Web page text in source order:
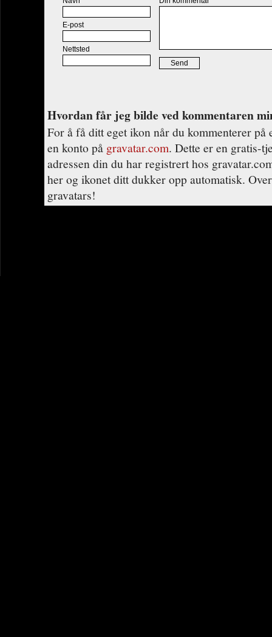
E-post
Nettsted
Hvordan får jeg bilde ved kommentaren
For å få ditt eget ikon når du kommenterer på
en konto på gravatar.com. Dette er en gratis-
adressen din du har registrert hos
her og ikonet ditt dukker opp automatisk.
gravatars!